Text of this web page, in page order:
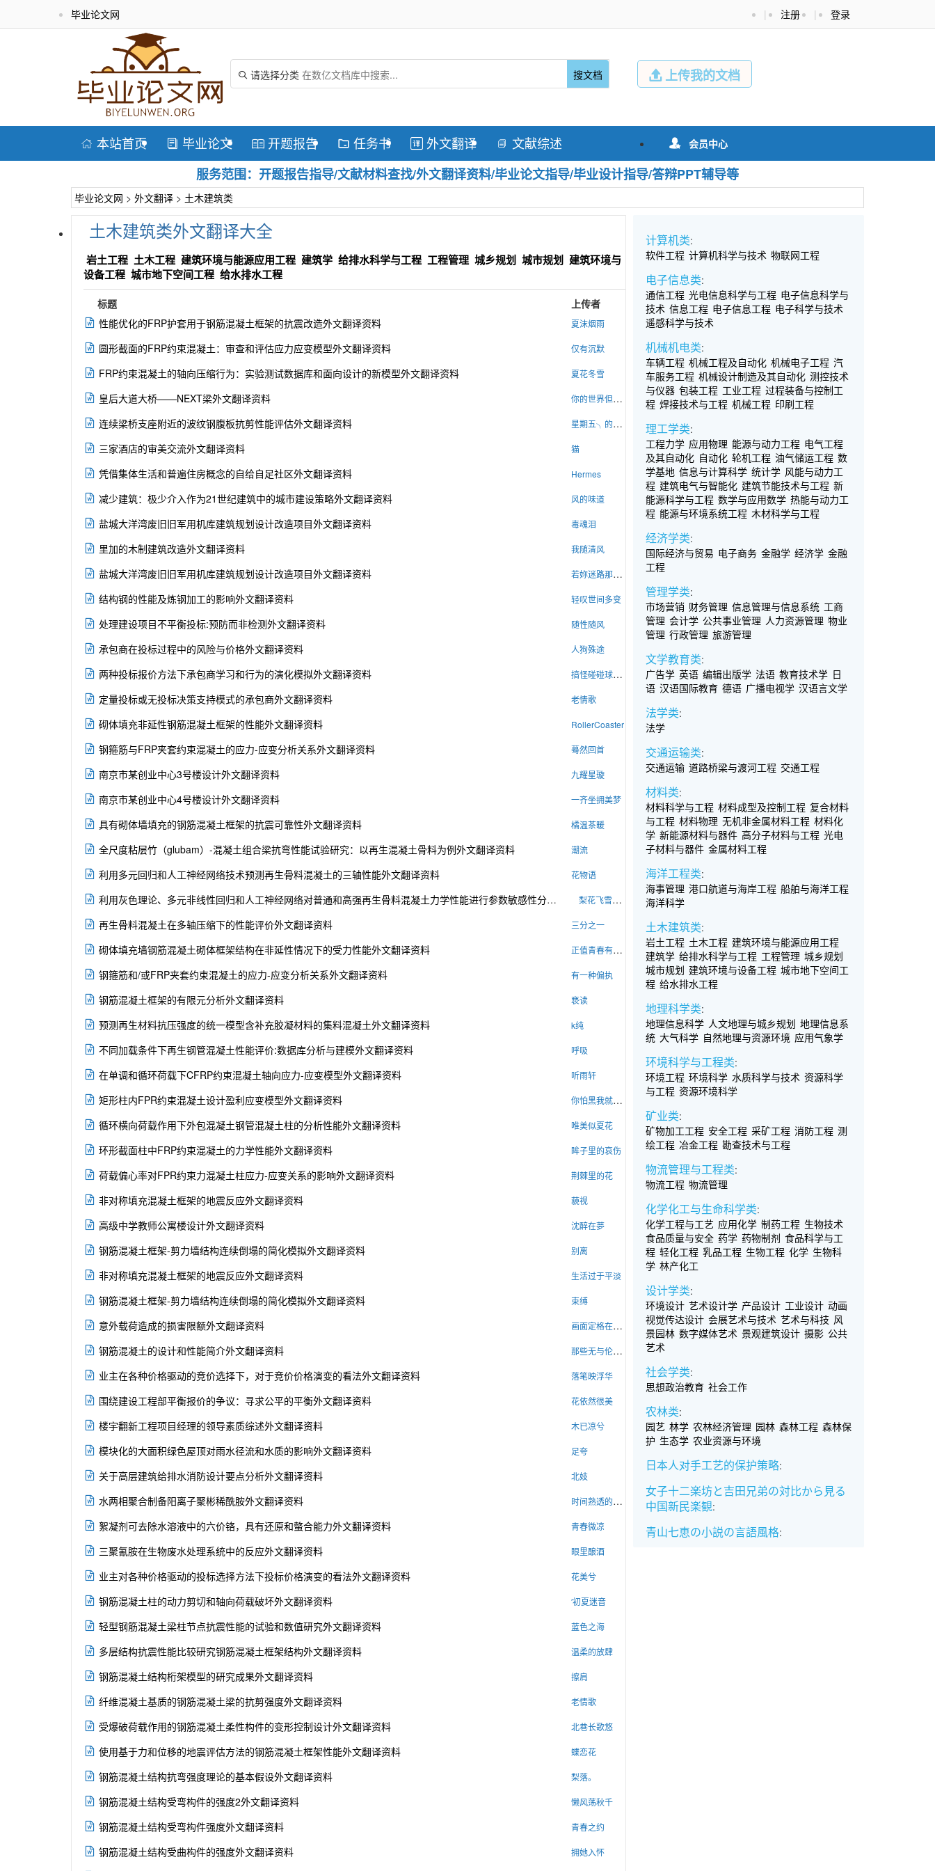
毕业论文网 登录
|
注册
|
 请选择分类 搜文档  上传我的文档
 本站首页  毕业论文  开题报告  任务书  外文翻译  文献综述  会员中心
服务范围：开题报告指导/文献材料查找/外文翻译资料/毕业论文指导/毕业设计指导/答辩PPT辅导等
毕业论文网 > 外文翻译 > 土木建筑类
土木建筑类外文翻译大全
岩土工程 土木工程 建筑环境与能源应用工程 建筑学 给排水科学与工程 工程管理 城乡规划 城市规划 建筑环境与
设备工程 城市地下空间工程 给水排水工程
标题 上传者
 性能优化的FRP护套用于钢筋混凝土框架的抗震改造外文翻译资料 夏沫烟雨
 圆形截面的FRP约束混凝土：审查和评估应力应变模型外文翻译资料 仅有沉默
 FRP约束混凝土的轴向压缩行为：实验测试数据库和面向设计的新模型外文翻译资料 夏花冬雪
 皇后大道大桥——NEXT梁外文翻译资料 你的世界但愿都好
 连续梁桥支座附近的波纹钢腹板抗剪性能评估外文翻译资料 星期五╮的爱恋
 三家酒店的审美交流外文翻译资料 猫
 凭借集体生活和普遍住房概念的自给自足社区外文翻译资料 Hermes
 减少建筑：极少介入作为21世纪建筑中的城市建设策略外文翻译资料 风的味道
 盐城大洋湾废旧旧军用机库建筑规划设计改造项目外文翻译资料 毒魂泪
 里加的木制建筑改造外文翻译资料 我随清风
 盐城大洋湾废旧旧军用机库建筑规划设计改造项目外文翻译资料 若妳迷路那麽我當妳的眼
 结构钢的性能及炼钢加工的影响外文翻译资料 轻叹世间多变
 处理建设项目不平衡投标:预防而非检测外文翻译资料 随性随风
 承包商在投标过程中的风险与价格外文翻译资料 人狗殊途
 两种投标报价方法下承包商学习和行为的演化模拟外文翻译资料 搞怪碰碰球在线玩
 定量投标或无投标决策支持模式的承包商外文翻译资料 老情歌
 砌体填充非延性钢筋混凝土框架的性能外文翻译资料 RollerCoaster
 钢箍筋与FRP夹套约束混凝土的应力-应变分析关系外文翻译资料 蓦然回首
 南京市某创业中心3号楼设计外文翻译资料 九耀星璇
 南京市某创业中心4号楼设计外文翻译资料 一齐坐拥美梦
 具有砌体墙填充的钢筋混凝土框架的抗震可靠性外文翻译资料 橘温茶暖
 全尺度粘层竹（glubam）-混凝土组合梁抗弯性能试验研究：以再生混凝土骨料为例外文翻译资料 潮流
 利用多元回归和人工神经网络技术预测再生骨料混凝土的三轴性能外文翻译资料 花物语
 利用灰色理论、多元非线性回归和人工神经网络对普通和高强再生骨料混凝土力学性能进行参数敏感性分析和建模外文翻译资料 梨花飞雪影无眠
 再生骨料混凝土在多轴压缩下的性能评价外文翻译资料 三分之一
 砌体填充墙钢筋混凝土砌体框架结构在非延性情况下的受力性能外文翻译资料 正值青春有何不可
 钢箍筋和/或FRP夹套约束混凝土的应力-应变分析关系外文翻译资料 有一种偏执
 钢筋混凝土框架的有限元分析外文翻译资料 亵读
 预测再生材料抗压强度的统一模型含补充胶凝材料的集料混凝土外文翻译资料 k纯
 不同加载条件下再生钢管混凝土性能评价:数据库分析与建模外文翻译资料 呼吸
 在单调和循环荷载下CFRP约束混凝土轴向应力-应变模型外文翻译资料 听雨轩
 矩形柱内FPR约束混凝土设计盈利应变模型外文翻译资料 你怕黑我就送你整片星空
 循环横向荷载作用下外包混凝土钢管混凝土柱的分析性能外文翻译资料 唯美似夏花
 环形截面柱中FRP约束混凝土的力学性能外文翻译资料 眸子里的哀伤
 荷载偏心率对FPR约束力混凝土柱应力-应变关系的影响外文翻译资料 荆棘里的花
 非对称填充混凝土框架的地震反应外文翻译资料 藐视
 高级中学教师公寓楼设计外文翻译资料 沈醉在夢
 钢筋混凝土框架-剪力墙结构连续倒塌的简化模拟外文翻译资料 别离
 非对称填充混凝土框架的地震反应外文翻译资料 生活过于平淡
 钢筋混凝土框架-剪力墙结构连续倒塌的简化模拟外文翻译资料 束缚
 意外载荷造成的损害限额外文翻译资料 画面定格在日出时刻
 钢筋混凝土的设计和性能简介外文翻译资料 那些无与伦比的美丽
 业主在各种价格驱动的竞价选择下，对于竞价价格演变的看法外文翻译资料 落笔映浮华
 围绕建设工程部平衡报价的争议：寻求公平的平衡外文翻译资料 花依然很美
 楼宇翻新工程项目经理的领导素质综述外文翻译资料 木已凉兮
 模块化的大面积绿色屋顶对雨水径流和水质的影响外文翻译资料 足夸
 关于高层建筑给排水消防设计要点分析外文翻译资料 北妓
 水两相聚合制备阳离子聚彬稀酰胺外文翻译资料 时间熟透的心咒
 絮凝剂可去除水溶液中的六价铬，具有还原和螫合能力外文翻译资料 青春微凉
 三聚氰胺在生物废水处理系统中的反应外文翻译资料 眼里酿酒
 业主对各种价格驱动的投标选择方法下投标价格演变的看法外文翻译资料 花美兮
 钢筋混凝土柱的动力剪切和轴向荷载破坏外文翻译资料 ′初夏迷音
 轻型钢筋混凝土梁柱节点抗震性能的试验和数值研究外文翻译资料 蓝色之海
 多层结构抗震性能比较研究钢筋混凝土框架结构外文翻译资料 温柔的放肆
 钢筋混凝土结构桁架模型的研究成果外文翻译资料 擦肩
 纤维混凝土基质的钢筋混凝土梁的抗剪强度外文翻译资料 老情歌
 受爆破荷载作用的钢筋混凝土柔性构件的变形控制设计外文翻译资料 北巷长歌悠
 使用基于力和位移的地震评估方法的钢筋混凝土框架性能外文翻译资料 蝶恋花
 钢筋混凝土结构抗弯强度理论的基本假设外文翻译资料 梨落。
 钢筋混凝土结构受弯构件的强度2外文翻译资料 懒风荡秋千
 钢筋混凝土结构受弯构件强度外文翻译资料 青春之约
 钢筋混凝土结构受曲构件的强度外文翻译资料 拥她入怀
计算机类:
软件工程 计算机科学与技术 物联网工程
电子信息类:
通信工程 光电信息科学与工程 电子信息科学与
技术 信息工程 电子信息工程 电子科学与技术
遥感科学与技术
机械机电类:
车辆工程 机械工程及自动化 机械电子工程 汽
车服务工程 机械设计制造及其自动化 测控技术
与仪器 包装工程 工业工程 过程装备与控制工
程 焊接技术与工程 机械工程 印刷工程
理工学类:
工程力学 应用物理 能源与动力工程 电气工程
及其自动化 自动化 轮机工程 油气储运工程 数
学基地 信息与计算科学 统计学 风能与动力工
程 建筑电气与智能化 建筑节能技术与工程 新
能源科学与工程 数学与应用数学 热能与动力工
程 能源与环境系统工程 木材科学与工程
经济学类:
国际经济与贸易 电子商务 金融学 经济学 金融
工程
管理学类:
市场营销 财务管理 信息管理与信息系统 工商
管理 会计学 公共事业管理 人力资源管理 物业
管理 行政管理 旅游管理
文学教育类:
广告学 英语 编辑出版学 法语 教育技术学 日
语 汉语国际教育 德语 广播电视学 汉语言文学
法学类:
法学
交通运输类:
交通运输 道路桥梁与渡河工程 交通工程
材料类:
材料科学与工程 材料成型及控制工程 复合材料
与工程 材料物理 无机非金属材料工程 材料化
学 新能源材料与器件 高分子材料与工程 光电
子材料与器件 金属材料工程
海洋工程类:
海事管理 港口航道与海岸工程 船舶与海洋工程
海洋科学
土木建筑类:
岩土工程 土木工程 建筑环境与能源应用工程
建筑学 给排水科学与工程 工程管理 城乡规划
城市规划 建筑环境与设备工程 城市地下空间工
程 给水排水工程
地理科学类:
地理信息科学 人文地理与城乡规划 地理信息系
统 大气科学 自然地理与资源环境 应用气象学
环境科学与工程类:
环境工程 环境科学 水质科学与技术 资源科学
与工程 资源环境科学
矿业类:
矿物加工工程 安全工程 采矿工程 消防工程 测
绘工程 冶金工程 勘查技术与工程
物流管理与工程类:
物流工程 物流管理
化学化工与生命科学类:
化学工程与工艺 应用化学 制药工程 生物技术
食品质量与安全 药学 药物制剂 食品科学与工
程 轻化工程 乳品工程 生物工程 化学 生物科
学 林产化工
设计学类:
环境设计 艺术设计学 产品设计 工业设计 动画
视觉传达设计 会展艺术与技术 艺术与科技 风
景园林 数字媒体艺术 景观建筑设计 摄影 公共
艺术
社会学类:
思想政治教育 社会工作
农林类:
园艺 林学 农林经济管理 园林 森林工程 森林保
护 生态学 农业资源与环境
日本人对手工艺的保护策略:
女子十二楽坊と吉田兄弟の対比から見る
中国新民楽観:
青山七恵の小説の言語風格: